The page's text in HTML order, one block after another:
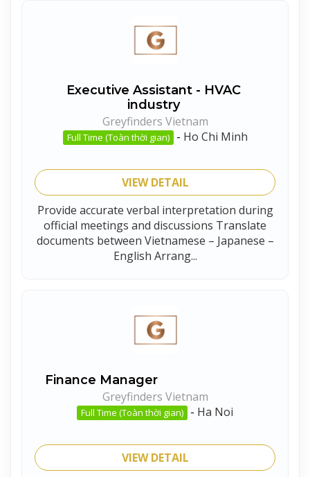
Executive Assistant - HVAC
industry
Greyfinders Vietnam
Full Time (Toàn thời gian) - Ho Chi Minh
VIEW DETAIL
Provide accurate verbal interpretation during
official meetings and discussions Translate
documents between Vietnamese – Japanese –
English Arrang...
Finance Manager
Greyfinders Vietnam
Full Time (Toàn thời gian) - Ha Noi
VIEW DETAIL